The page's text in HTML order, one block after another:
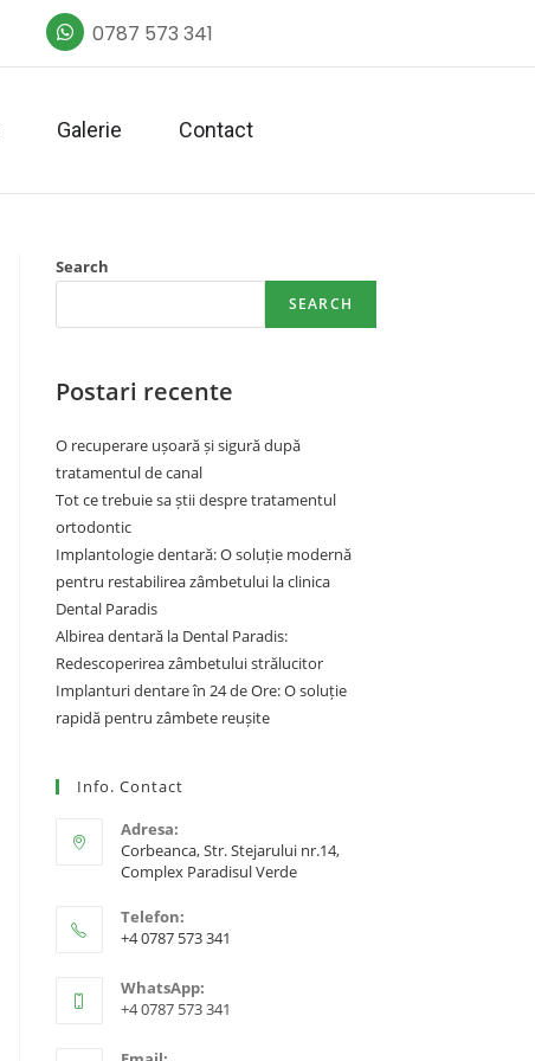
0787 573 341
Galerie Contact
Search
SEARCH
Postari recente
O recuperare ușoară și sigură după
tratamentul de canal
Tot ce trebuie sa știi despre tratamentul
ortodontic
Implantologie dentară: O soluție modernă
pentru restabilirea zâmbetului la clinica
Dental Paradis
Albirea dentară la Dental Paradis:
Redescoperirea zâmbetului strălucitor
Implanturi dentare în 24 de Ore: O soluție
rapidă pentru zâmbete reușite
Info. Contact
Adresa:
Corbeanca, Str. Stejarului nr.14,
Complex Paradisul Verde
Telefon:
+4 0787 573 341
WhatsApp:
+4 0787 573 341